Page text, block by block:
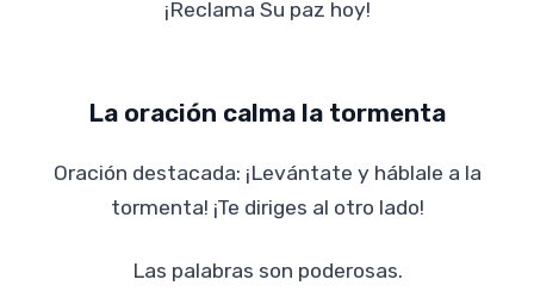
¡Reclama Su paz hoy!
La oración calma la tormenta
Oración destacada: ¡Levántate y háblale a la
tormenta! ¡Te diriges al otro lado!
Las palabras son poderosas.